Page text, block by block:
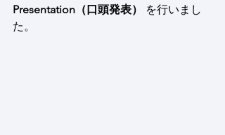
Presentation（口頭発表）
を行いまし
た。